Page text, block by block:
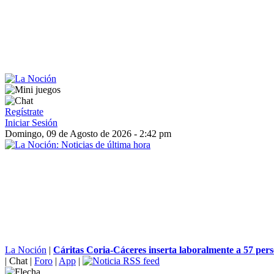
Regístrate
Iniciar Sesión
Domingo, 09 de Agosto de 2026 - 2:42 pm
La Noción | Cáritas Coria-Cáceres inserta laboralmente a 57
| Chat | Foro | App |